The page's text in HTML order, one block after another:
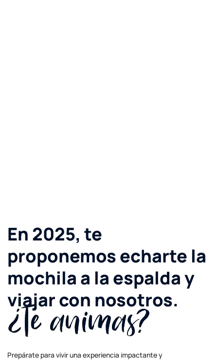
En 2025, te
proponemos echarte la
mochila a la espalda y
viajar con nosotros.
¿Te animas?
Prepárate para vivir una experiencia impactante y